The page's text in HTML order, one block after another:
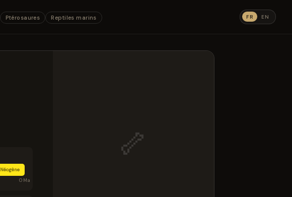
Ptérosaures Reptiles marins FR EN
Néogène
0 Ma
🦴